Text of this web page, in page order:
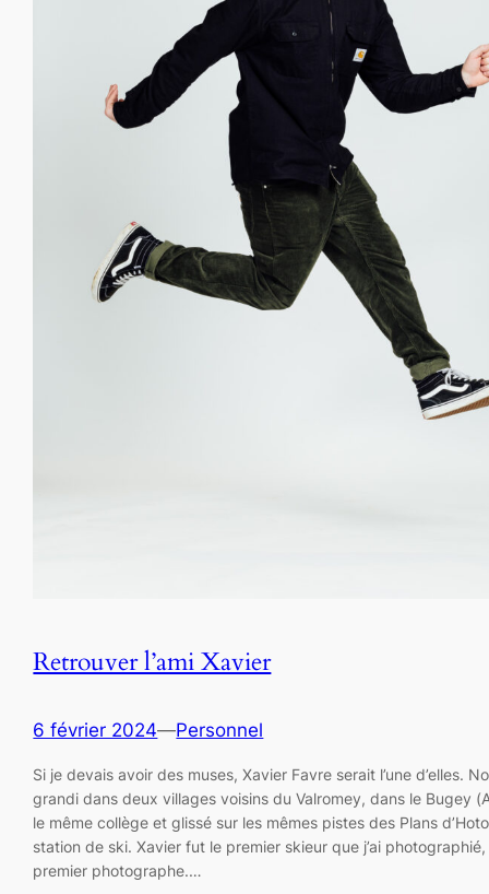
Retrouver l’ami Xavier
6 février 2024—Personnel
Si je devais avoir des muses, Xavier Favre serait l’une d’elles.
grandi dans deux villages voisins du Valromey, dans le Bugey
le même collège et glissé sur les mêmes pistes des Plans
station de ski. Xavier fut le premier skieur que j’ai
premier photographe.…